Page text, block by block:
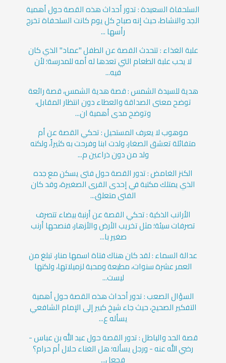
السلحفاة السعيدة : تدور أحداث هذه القصة حول أهمية
الجد والنشاط، حيث إنه صباح كل يوم كانت السلحفاة تخرج
رأسها ...
علبة الغذاء : تتحدث القصة عن الطفل "عماد" الذي كان
لا يحب علبة الطعام التي تعدها له أمه للمدرسة؛ لأن
فيه...
هدية للسيدة الشمس : قصة هدية الشمس، قصة رائعة
توضح معنى الصداقة والعطاء دون انتظار المقابل،
وتوضح مدى أهمية ان...
موهوب لا يعرف المستحيل : تحكي القصة عن أم
متفائلة تعشق الصغار، ولدت ابنا وفرحت به كثيراً، ولكنه
ولد من دون ذراعين م...
الكنز الغامض : تدور القصة حول فتى يسكن مع جده
الذي يمتلك مكتبة في إحدى القرى الصغيرة، وقد كان
الفتى متعلق...
الأرانب الذكية : تحكي القصة عن أرنبة بيضاء تتصرف
تصرفات سيئة؛ مثل تخريب الأرض والأزهار، فنصحها أرنب
صغير با...
عدالة السماء : لقد كان هناك فتاة اسمها منار، تبلغ من
العمر عشرة سنوات، مطيعة ومحبة لزميلاتها، ولكنها
ليست...
السؤال الصعب : تدور أحداث هذه القصة حول أهمية
التفكير الصحيح، حيث جاء شيخ كبير إلى الإمام الشافعي
يسأله ع...
قصة الحد والباطل : تدور القصة حول عبد الله بن عباس -
رضي الله عنه - ورجل يسأله؛ هل الغناء حلال أم حرام؟
فجعل...